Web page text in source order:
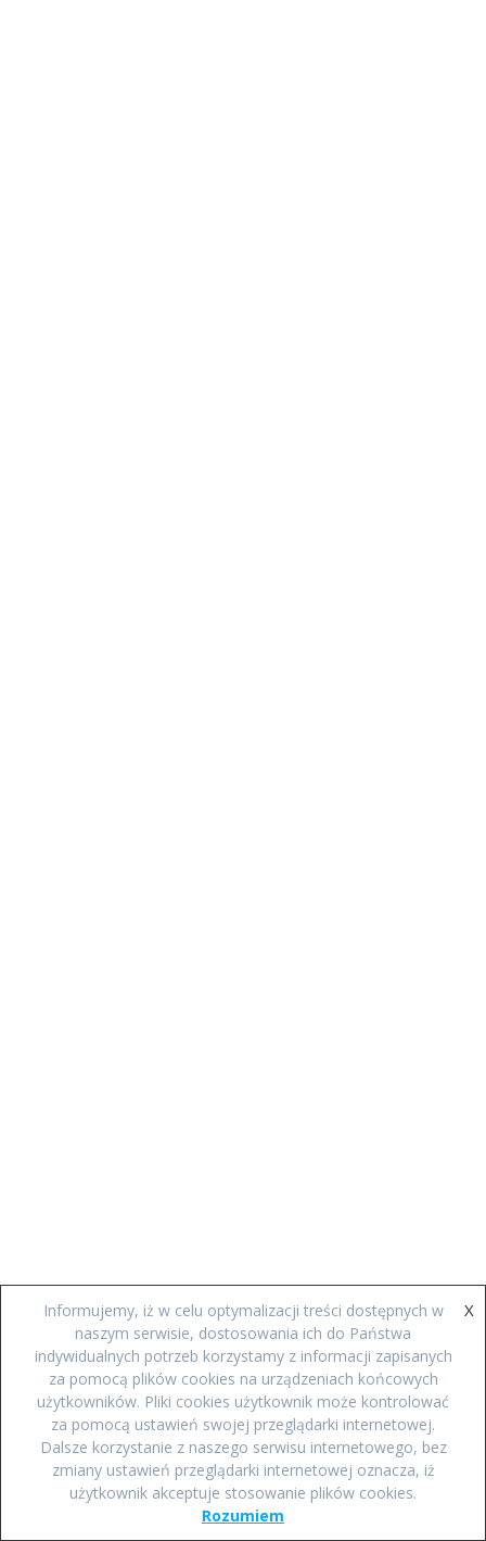
Informujemy, iż w celu optymalizacji treści dostępnych w
naszym serwisie, dostosowania ich do Państwa
indywidualnych potrzeb korzystamy z informacji zapisanych
za pomocą plików cookies na urządzeniach końcowych
użytkowników. Pliki cookies użytkownik może kontrolować
za pomocą ustawień swojej przeglądarki internetowej.
Dalsze korzystanie z naszego serwisu internetowego, bez
zmiany ustawień przeglądarki internetowej oznacza, iż
użytkownik akceptuje stosowanie plików cookies.
X
Rozumiem